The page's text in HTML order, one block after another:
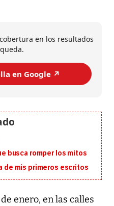
en los resultados
en Google ↗️
busca romper los mitos
de mis primeros escritos
enero, en las calles